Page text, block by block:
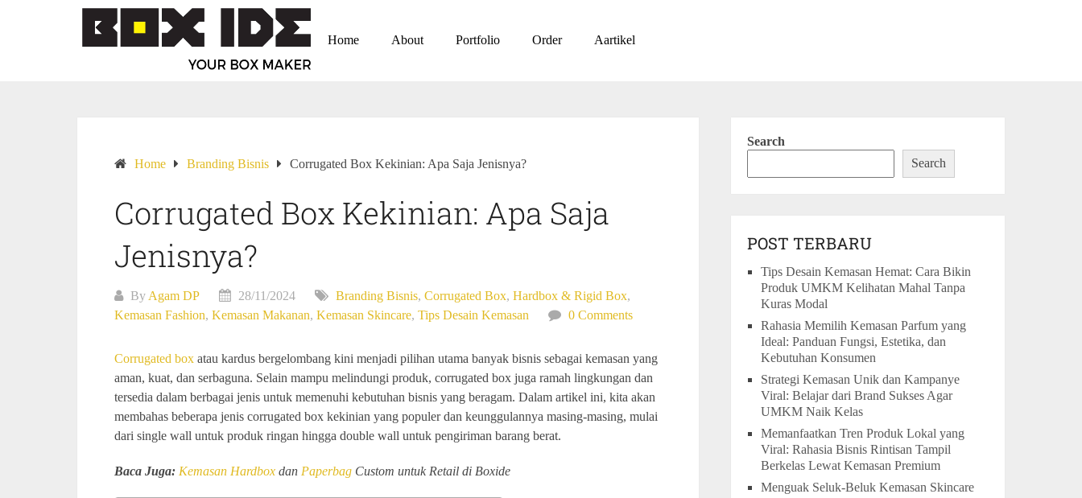
Home About Portfolio Order Aartikel
Home Branding Bisnis Corrugated Box Kekinian: Apa Saja Jenisnya?
Corrugated Box Kekinian: Apa Saja
Jenisnya?
By Agam DP 28/11/2024 Branding Bisnis, Corrugated Box, Hardbox & Rigid Box,
Kemasan Fashion, Kemasan Makanan, Kemasan Skincare, Tips Desain Kemasan 0 Comments
Corrugated box atau kardus bergelombang kini menjadi pilihan utama banyak bisnis sebagai kemasan yang
aman, kuat, dan serbaguna. Selain mampu melindungi produk, corrugated box juga ramah lingkungan dan
tersedia dalam berbagai jenis untuk memenuhi kebutuhan bisnis yang beragam. Dalam artikel ini, kita akan
membahas beberapa jenis corrugated box kekinian yang populer dan keunggulannya masing-masing, mulai
dari single wall untuk produk ringan hingga double wall untuk pengiriman barang berat.
Baca Juga: Kemasan Hardbox dan Paperbag Custom untuk Retail di Boxide
Search
Search
POST TERBARU
Tips Desain Kemasan Hemat: Cara Bikin
Produk UMKM Kelihatan Mahal Tanpa
Kuras Modal
Rahasia Memilih Kemasan Parfum yang
Ideal: Panduan Fungsi, Estetika, dan
Kebutuhan Konsumen
Strategi Kemasan Unik dan Kampanye
Viral: Belajar dari Brand Sukses Agar
UMKM Naik Kelas
Memanfaatkan Tren Produk Lokal yang
Viral: Rahasia Bisnis Rintisan Tampil
Berkelas Lewat Kemasan Premium
Menguak Seluk-Beluk Kemasan Skincare